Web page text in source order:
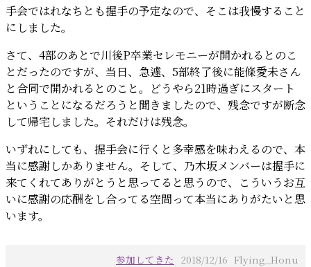
手会ではれなちとも握手の予定なので、そこは我慢すること
にしました。
さて、4部のあとで川後P卒業セレモニーが開かれるとのこ
とだったのですが、当日、急遽、5部終了後に能條愛未さん
と合同で開かれるとのこと。どうやら21時過ぎにスタート
ということになるだろうと聞きましたので、残念ですが断念
して帰宅しました。それだけは残念。
いずれにしても、握手会に行くと多幸感を味わえるので、本
当に感謝しかありません。そして、乃木坂メンバーは握手に
来てくれてありがとうと思ってると思うので、こういうお互
いに感謝の応酬をし合ってる空間って本当にありがたいと思
います。
参加してきた 2018/12/16 Flying_Honu